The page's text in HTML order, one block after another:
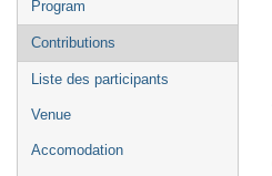
Program
Contributions
Liste des participants
Venue
Accomodation